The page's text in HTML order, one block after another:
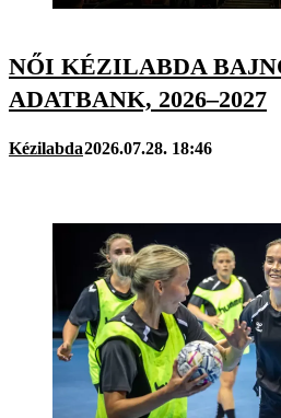
NŐI KÉZILABDA
ADATBANK, 2026–2027
Kézilabda2026.07.28. 18:46